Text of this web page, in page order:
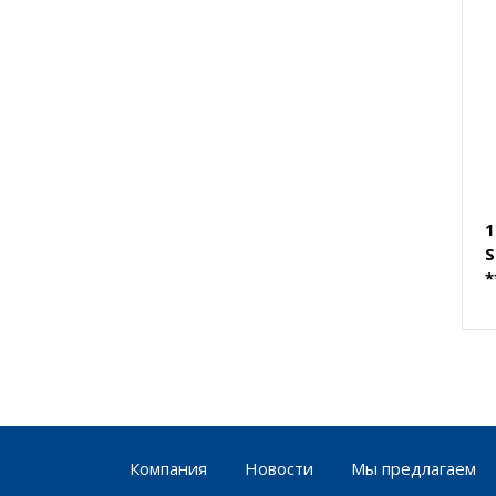
Компания Новости
Мы предлагаем